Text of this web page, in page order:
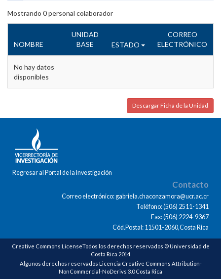
Mostrando 0personal colaborador
NOMBRE
UNIDAD
BASE
ESTADO
CORREO
ELECTRÓNICO
No hay datos
disponibles
Descargar Ficha de la Unidad
Regresar al Portal de la Investigación
Contacto
Correo electrónico: gabriela.chaconzamora@ucr.ac.cr
Teléfono: (506) 2511-1341
Fax: (506) 2224-9367
Cód.Postal: 11501-2060,Costa Rica
Creative Commons LicenseTodos los derechos reservados © Universidad de
Costa Rica 2014
Algunos derechos reservados Licencia Creative Commons Attribution-
NonCommercial-NoDerivs 3.0 Costa Rica